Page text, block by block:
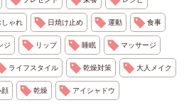
しゃれ 日焼け止め 運動 食事
ジ リップ 睡眠 マッサージ
ライフスタイル 乾燥対策 大人メイク
顔 乾燥 アイシャドウ